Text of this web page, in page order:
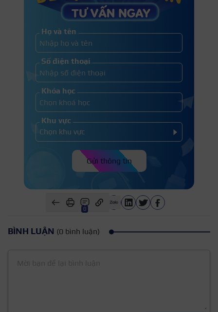
Họ và tên
Số điện thoại
Khóa học
Khu vực
Gửi thông tin
0
BÌNH LUẬN (0 bình luận)